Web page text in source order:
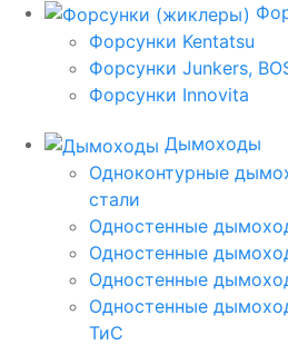
Форсунки Kentatsu
Форсунки Junkers,
Форсунки Innovita
Дымоходы
Одноконтурные
стали
Одностенные
Одностенные
Одностенные
Одностенные
ТиС